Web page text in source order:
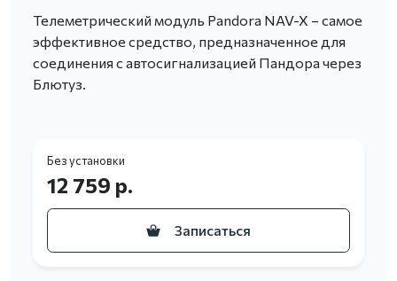
Телеметрический модуль Pandora NAV-X – самое
эффективное средство, предназначенное для
соединения с автосигнализацией Пандора через
Блютуз.
Без установки
12 759 р.
Записаться